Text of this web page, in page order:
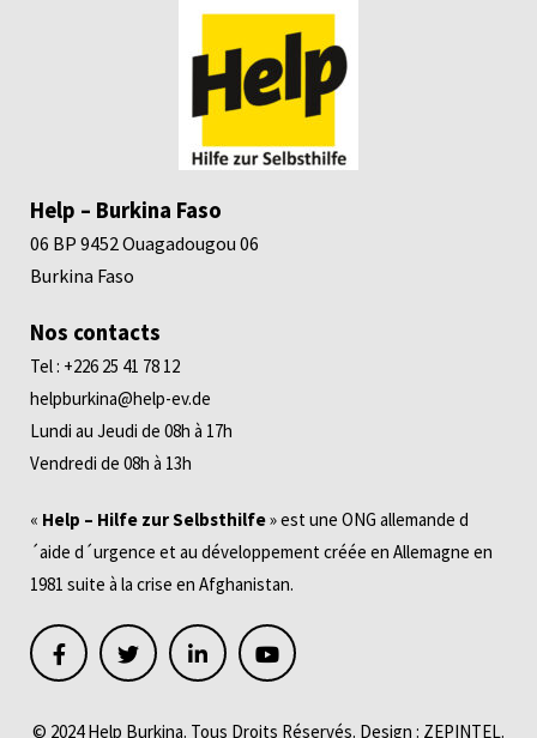
Help – Burkina Faso
06 BP 9452 Ouagadougou 06
Burkina Faso
Nos contacts
Tel : +226 25 41 78 12
helpburkina@help-ev.de
Lundi au Jeudi de 08h à 17h
Vendredi de 08h à 13h
« Help – Hilfe zur Selbsthilfe» est une ONG allemande d
´aide d´urgence et au développement créée en Allemagne en
1981 suite à la crise en Afghanistan.
© 2024 Help Burkina. Tous Droits Réservés. Design : ZEPINTEL.